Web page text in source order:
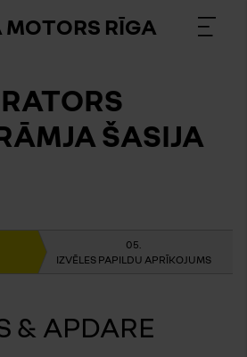
RĪGA
ŠASIJA
IZVĒLES PAPILDU APRĪKOJUMS
& APDARE